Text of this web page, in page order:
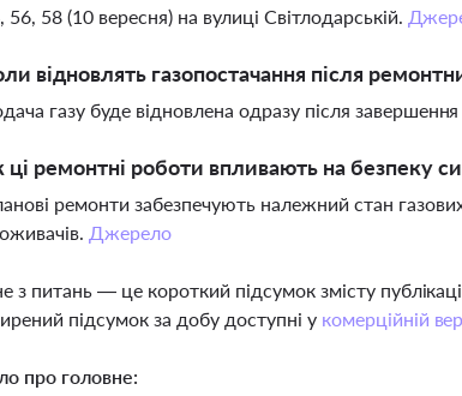
56, 58 (10 вересня) на вулиці Світлодарській.
відновлять газопостачання після
газу буде відновлена одразу після завершення
ці ремонтні роботи впливають на безпеку
ремонти забезпечують належний стан
Джерело
з питань — це короткий підсумок змісту
підсумок за добу доступні у комерційній
про головне: